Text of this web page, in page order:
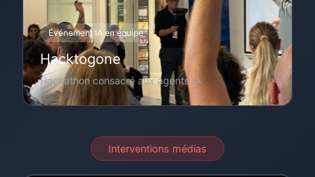
Événement IA en équipe
Hacktogone
Hackathon consacré aux agents IA
Interventions médias